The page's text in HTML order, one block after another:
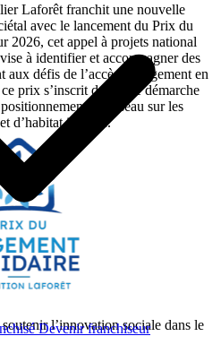
Devenir franchiseur
Laforêt franchit une nouvelle
avec le lancement du Prix du
2026, cet appel à projets national
à identifier et accompagner des
défis de l’accès au logement en
prix s’inscrit dans une démarche
du réseau sur les
d’habitat inclusif.
l’innovation sociale dans le